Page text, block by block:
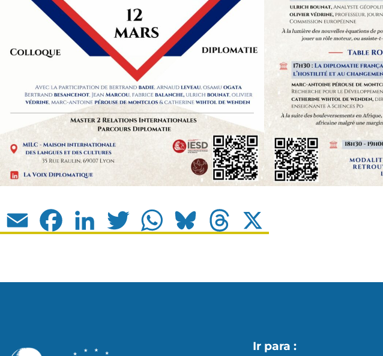
Email FacebookLinkedIn Twitter WhatsAppBluesky Threads
Ir para :